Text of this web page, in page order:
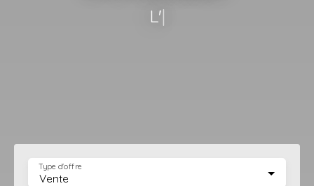
L'Agence imm
Vente
Type d'offre